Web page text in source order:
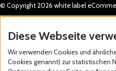
© Copyright 2026 white label
Diese Webseite
Wir verwenden Cookies und
Cookies genannt) zur statistischen